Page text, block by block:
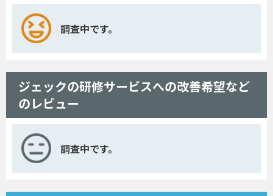
調査中です。
ジェックの研修サービスへの改善希望など
のレビュー
調査中です。